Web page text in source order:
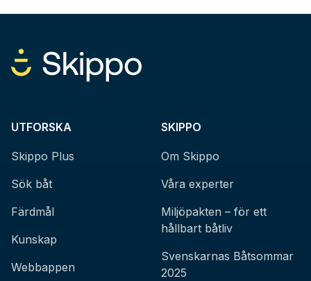
UTFORSKA
Skippo Plus
Sök båt
Färdmål
Kunskap
Webbappen
SKIPPO
Om Skippo
Våra experter
Miljöpakten – för ett
hållbart båtliv
Svenskarnas Båtsommar
2025